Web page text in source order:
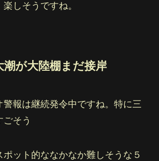
楽しそうですね。
潮が大陸棚まだ接岸
報は継続発令中ですね。特に三
そう
ット的ななかなか難しそうな５